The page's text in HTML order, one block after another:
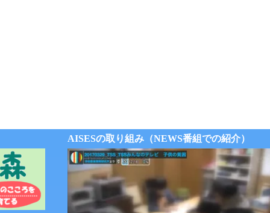
AISESの取り組み（NEWS番組での紹介）